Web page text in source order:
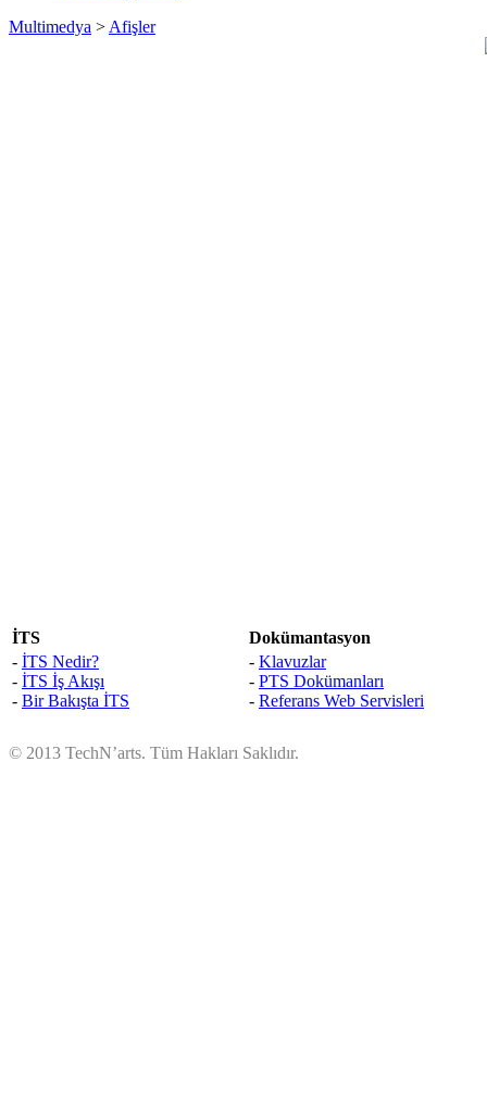
Multimedya > Afişler
İTS
Dokümantasyon
- İTS Nedir?
- İTS İş Akışı
- Bir Bakışta İTS
- Klavuzlar
- PTS Dokümanları
- Referans Web Servisleri
© 2013 TechN’arts. Tüm Hakları Saklıdır.